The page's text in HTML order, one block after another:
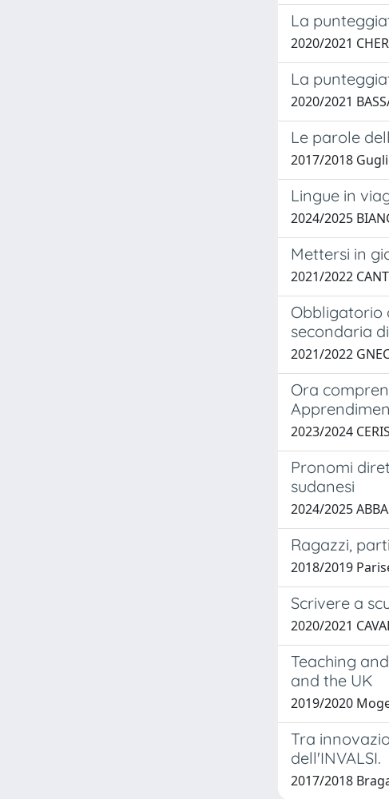
La
2020/2021
La
2020/2021
Le parole
2017/2018
Lingue in
2024/2025
Mettersi in
2021/2022
Obbligatorio
secondaria
2021/2022
Ora
2023/2024
Pronomi
sudanesi
2024/2025
Ragazzi,
2018/2019
Scrivere a
2020/2021
Teaching
and the UK
2019/2020
Tra
dell'INVALSI.
2017/2018